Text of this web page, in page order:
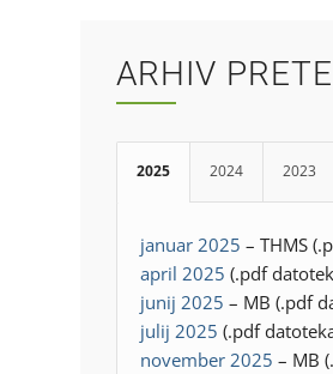
ARHIV
2025 2024 2023
januar 2025 – THMS
april 2025 (.pdf
junij 2025 – MB (.pdf
julij 2025 (.pdf
november 2025 – MB